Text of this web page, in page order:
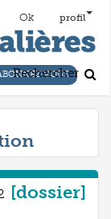
profil
VOUS
Rechercher
[dossier]